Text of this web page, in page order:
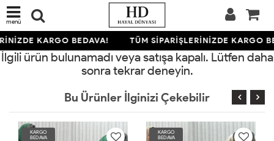
menü
KARGO BEDAVA! TÜM SİPARİŞLERİNİZDE KARGO
İlgili ürün bulunamadı veya satışa kapalı. Lütfen daha
sonra tekrar deneyin.
Bu Ürünler İlginizi Çekebilir
KARGO
BEDAVA
KARGO
BEDAVA